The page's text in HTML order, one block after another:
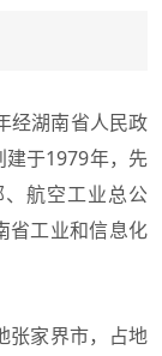
湖南省人民政
建于1979年，先
航空工业总公
省工业和信息化
家界市，占地